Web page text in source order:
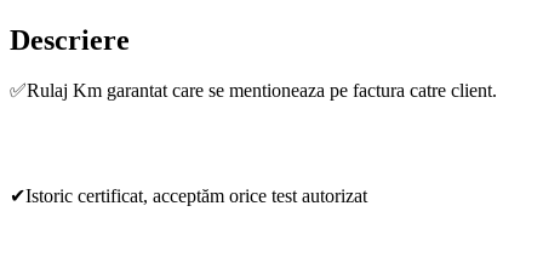
Descriere
✅Rulaj Km garantat care se mentioneaza pe factura catre client.
✔Istoric certificat, acceptăm orice test autorizat